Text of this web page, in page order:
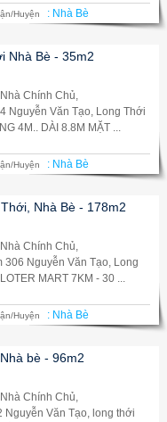
Huyện : Nhà Bè
Nhà Bè - 35m2
Chính Chủ,
Nguyễn Văn Tạo, Long Thới
4M.. DÀI 8.8M MẶT ...
Huyện : Nhà Bè
Nhà Bè - 178m2
Chính Chủ,
306 Nguyễn Văn Tạo, Long
MART 7KM - 30 ...
Huyện : Nhà Bè
bè - 96m2
Chính Chủ,
Nguyễn Văn Tạo, long thới